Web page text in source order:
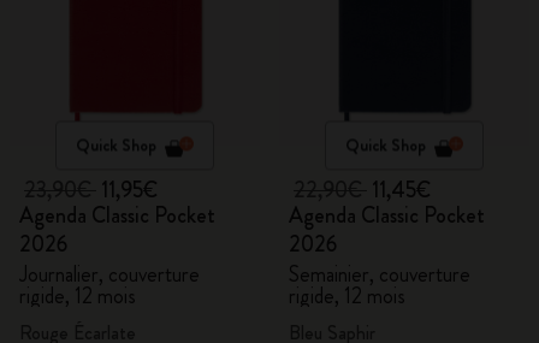
Quick Shop
11,95€
Agenda Classic Pocket
2026
Journalier, couverture
rigide, 12 mois
Quick Shop
11,45€
Agenda Classic Pocket
2026
Semainier, couverture
rigide, 12 mois